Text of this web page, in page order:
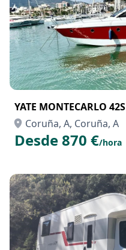
YATE MONTECARLO 42S
Coruña, A, Coruña, A
Desde 870 €/hora